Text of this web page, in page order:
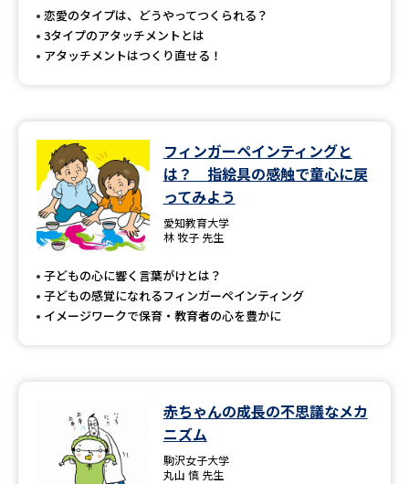
留学・進学関連、塾・予備校
内」の請求
大学入学共通テスト「受験上の
配慮案内」の請求
高等学校（情報）教員資格認定
大学研究
大学で学べる内容や特徴を調べる
奨学金・特待生制度特集
デジタルパンフレット 進路の３択
恋愛のタイプは、どうやってつくられる？
3タイプのアタッチメントとは
アタッチメントはつくり直せる！
フィンガーペインティングと
は？ 指絵具の感触で童心に戻
ってみよう
愛知教育大学
林 牧子 先生
子どもの心に響く言葉がけとは？
子どもの感覚になれるフィンガーペインティング
イメージワークで保育・教育者の心を豊かに
赤ちゃんの成長の不思議なメカ
ニズム
駒沢女子大学
丸山 慎 先生